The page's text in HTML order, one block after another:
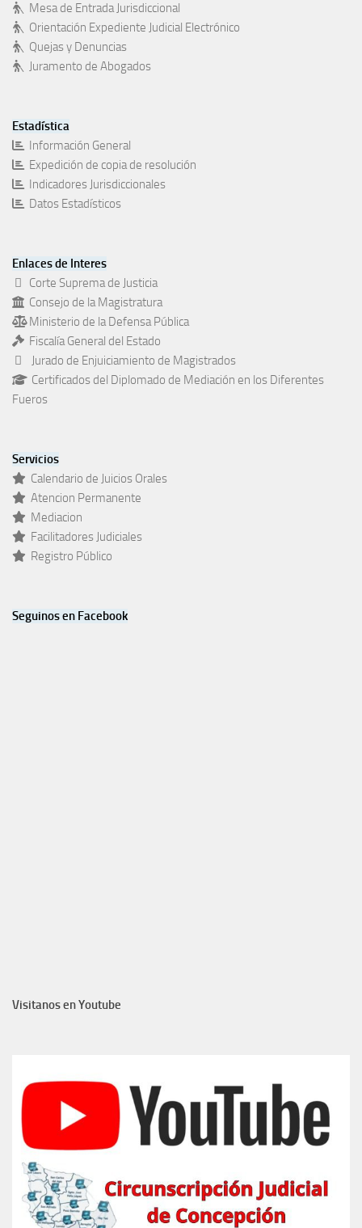
Mesa de Entrada Jurisdiccional
Orientación Expediente Judicial Electrónico
Quejas y Denuncias
Juramento de Abogados
Estadística
Información General
Expedición de copia de resolución
Indicadores Jurisdiccionales
Datos Estadísticos
Enlaces de Interes
Corte Suprema de Justicia
Consejo de la Magistratura
Ministerio de la Defensa Pública
Fiscalía General del Estado
Jurado de Enjuiciamiento de Magistrados
Certificados del Diplomado de Mediación en los Diferentes
Fueros
Servicios
Calendario de Juicios Orales
Atencion Permanente
Mediacion
Facilitadores Judiciales
Registro Público
Seguinos en Facebook
Visitanos en Youtube